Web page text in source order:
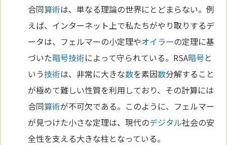
合同算術は、単なる理論の世界にとどまらない。例
えば、インターネット上で私たちがやり取りするデ
ータは、フェルマーの小定理やオイラーの定理に基
づいた暗号技術によって守られている。RSA暗号と
いう技術は、非常に大きな数を素因数分解すること
が極めて難しい性質を利用しており、その計算には
合同算術が不可欠である。このように、フェルマー
が見つけた小さな定理は、現代のデジタル社会の安
全性を支える大きな柱となっている。